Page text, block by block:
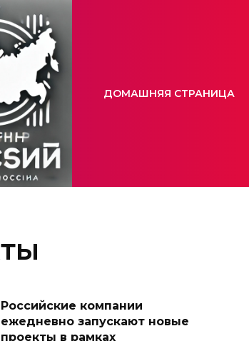
ДОМАШНЯЯ СТРАНИЦА
Российские компании
ежедневно запускают новые
проекты в рамках